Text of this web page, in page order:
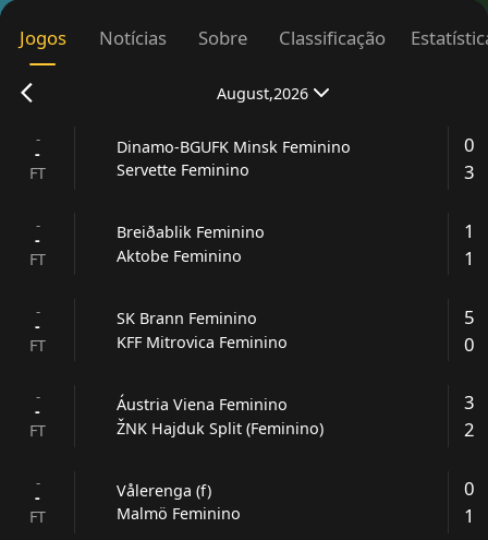
Jogos Notícias Sobre Classificação
August,2026
-
-
FT
Dinamo-BGUFK Minsk Feminino
Servette Feminino
0
3
-
-
FT
Breiðablik Feminino
Aktobe Feminino
1
1
-
-
FT
SK Brann Feminino
KFF Mitrovica Feminino
5
0
-
-
FT
Áustria Viena Feminino
ŽNK Hajduk Split (Feminino)
3
2
-
-
FT
Vålerenga (f)
Malmö Feminino
0
1